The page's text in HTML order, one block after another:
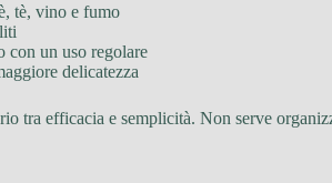
tè, vino e fumo
con un uso regolare
delicatezza
tra efficacia e semplicità. Non serve